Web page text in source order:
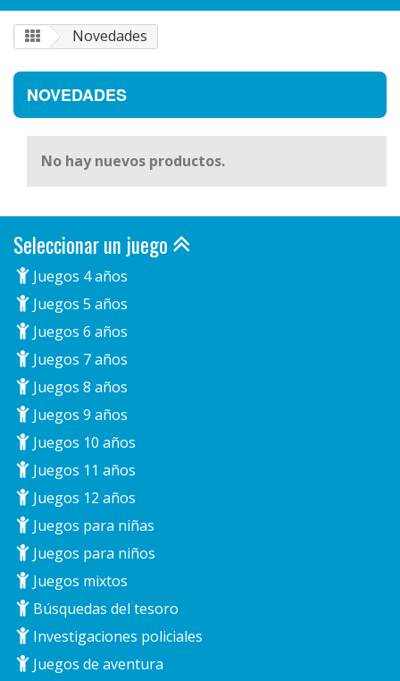
Novedades
NOVEDADES
No hay nuevos productos.
Seleccionar un juego
Juegos 4 años
Juegos 5 años
Juegos 6 años
Juegos 7 años
Juegos 8 años
Juegos 9 años
Juegos 10 años
Juegos 11 años
Juegos 12 años
Juegos para niñas
Juegos para niños
Juegos mixtos
Búsquedas del tesoro
Investigaciones policiales
Juegos de aventura